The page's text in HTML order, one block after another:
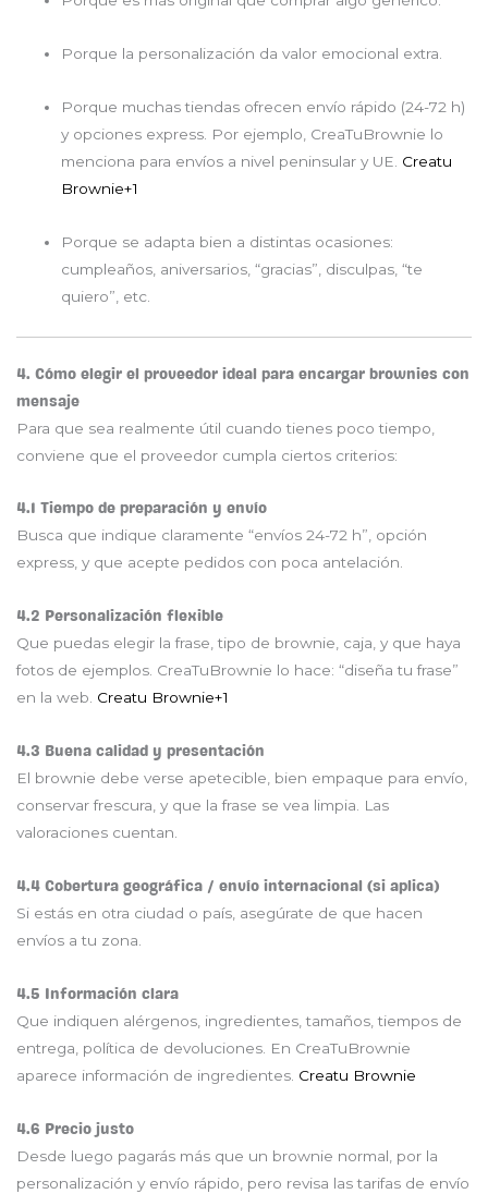
Porque la personalización da valor emocional extra.
Porque muchas tiendas ofrecen envío rápido (24-72 h)
y opciones express. Por ejemplo, CreaTuBrownie lo
menciona para envíos a nivel peninsular y UE. Creatu
Brownie+1
Porque se adapta bien a distintas ocasiones:
cumpleaños, aniversarios, “gracias”, disculpas, “te
quiero”, etc.
4. Cómo elegir el proveedor ideal para encargar brownies con
mensaje
Para que sea realmente útil cuando tienes poco tiempo,
conviene que el proveedor cumpla ciertos criterios:
4.1 Tiempo de preparación y envío
Busca que indique claramente “envíos 24-72 h”, opción
express, y que acepte pedidos con poca antelación.
4.2 Personalización flexible
Que puedas elegir la frase, tipo de brownie, caja, y que haya
fotos de ejemplos. CreaTuBrownie lo hace: “diseña tu frase”
en la web. Creatu Brownie+1
4.3 Buena calidad y presentación
El brownie debe verse apetecible, bien empaque para envío,
conservar frescura, y que la frase se vea limpia. Las
valoraciones cuentan.
4.4 Cobertura geográfica / envío internacional (si aplica)
Si estás en otra ciudad o país, asegúrate de que hacen
envíos a tu zona.
4.5 Información clara
Que indiquen alérgenos, ingredientes, tamaños, tiempos de
entrega, política de devoluciones. En CreaTuBrownie
aparece información de ingredientes. Creatu Brownie
4.6 Precio justo
Desde luego pagarás más que un brownie normal, por la
personalización y envío rápido, pero revisa las tarifas de envío